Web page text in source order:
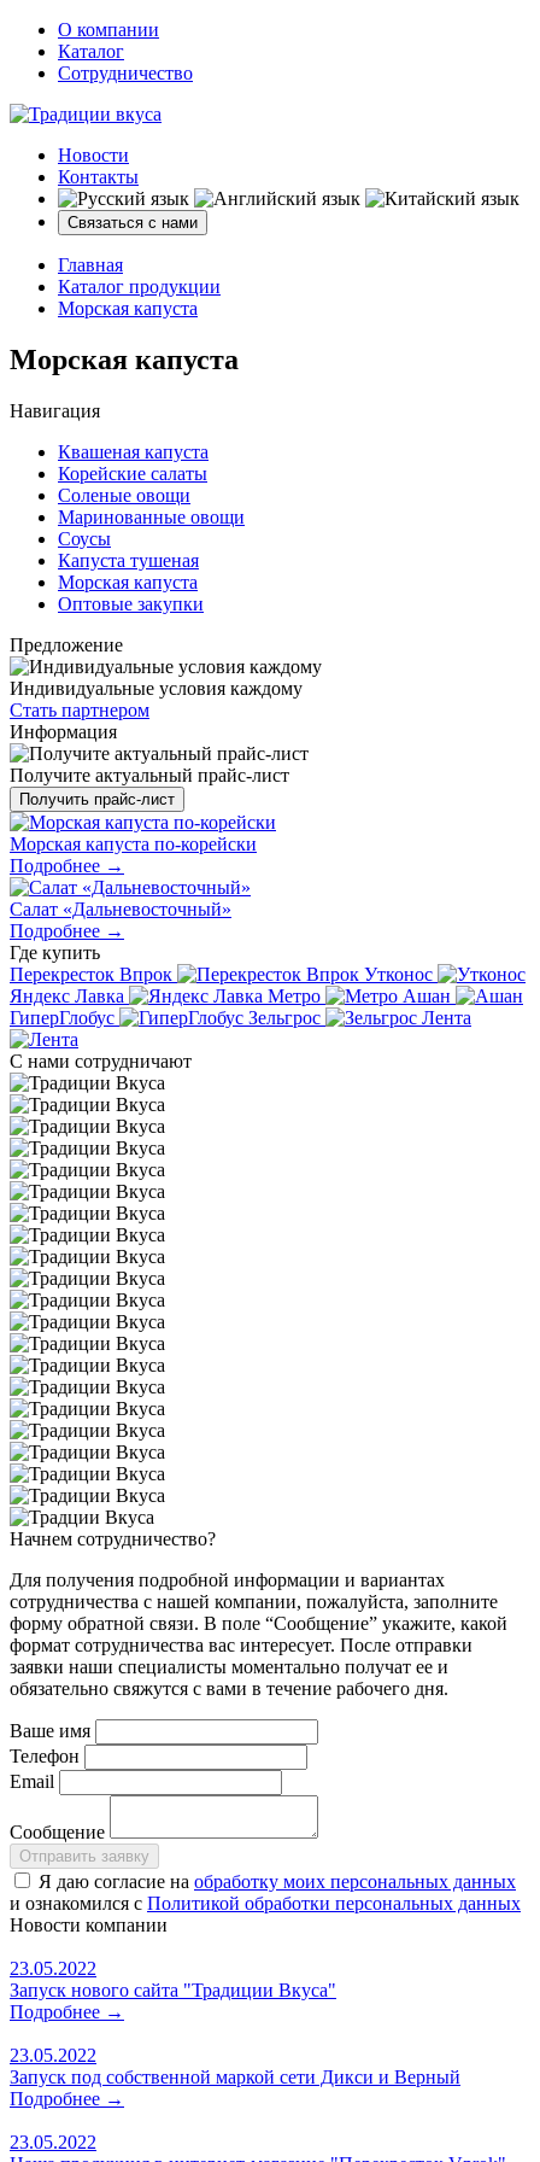
О компании
Каталог
Сотрудничество
Новости
Контакты
Связаться с нами
Главная
Каталог продукции
Морская капуста
Морская капуста
Навигация
Квашеная капуста
Корейские салаты
Соленые овощи
Маринованные овощи
Соусы
Капуста тушеная
Морская капуста
Оптовые закупки
Предложение
Индивидуальные условия каждому
Стать партнером
Информация
Получите актуальный прайс-лист
Получить прайс-лист
Морская капуста по-корейски
Подробнее →
Салат «Дальневосточный»
Подробнее →
Где купить
Перекресток Впрок
Утконос
Яндекс Лавка
Метро
Ашан
ГиперГлобус
Зельгрос Лента
С нами сотрудничают
Начнем сотрудничество?
Для получения подробной информации и вариантах
сотрудничества с нашей компании, пожалуйста, заполните
форму обратной связи. В поле “Сообщение” укажите, какой
формат сотрудничества вас интересует. После отправки
заявки наши специалисты моментально получат ее и
обязательно свяжутся с вами в течение рабочего дня.
Ваше имя
Телефон
Email
Сообщение
Я даю согласие на обработку моих персональных данных
и ознакомился с Политикой обработки персональных данных
Новости компании
23.05.2022
Запуск нового сайта "Традиции Вкуса"
Подробнее →
23.05.2022
Запуск под собственной маркой сети Дикси и Верный
Подробнее →
23.05.2022